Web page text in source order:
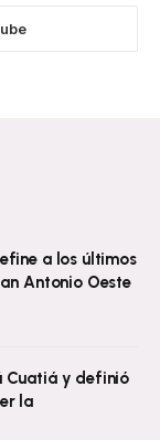
a los últimos
Antonio Oeste
Cuatiá y definió
la